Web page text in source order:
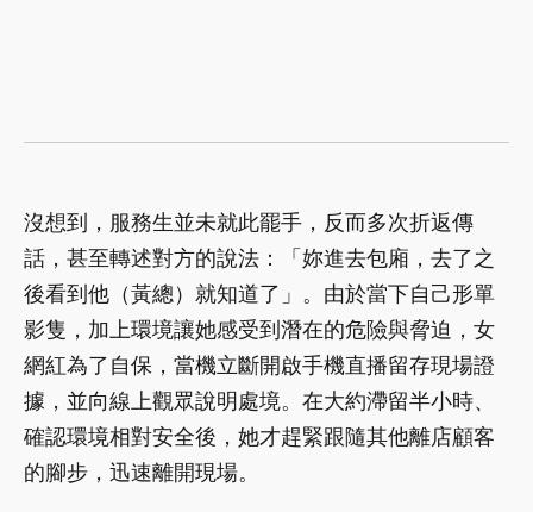
沒想到，服務生並未就此罷手，反而多次折返傳
話，甚至轉述對方的說法：「妳進去包廂，去了之
後看到他（黃總）就知道了」。由於當下自己形單
影隻，加上環境讓她感受到潛在的危險與脅迫，女
網紅為了自保，當機立斷開啟手機直播留存現場證
據，並向線上觀眾說明處境。在大約滯留半小時、
確認環境相對安全後，她才趕緊跟隨其他離店顧客
的腳步，迅速離開現場。